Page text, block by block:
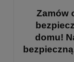
Zamów
domu!